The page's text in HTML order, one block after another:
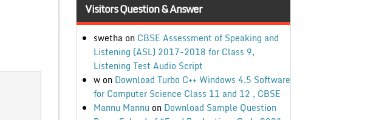
Visitors Question & Answer
swethaon CBSE Assessment of Speaking and
Listening (ASL) 2017-2018 for Class 9,
Listening Test Audio Script
won Download Turbo C++ Windows 4.5 Software
for Computer Science Class 11 and 12 , CBSE
Mannu Mannu on Download Sample Question